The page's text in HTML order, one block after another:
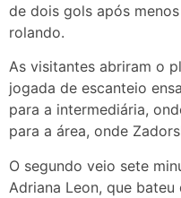
de dois gols após
rolando.
As visitantes abriram o
jogada de escanteio
para a intermediária,
para a área, onde
O segundo veio sete
Adriana Leon, que